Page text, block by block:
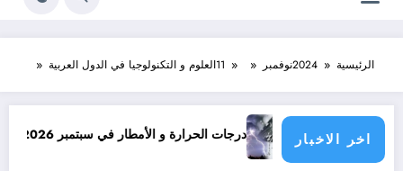
الرئيسية 2024نوفمبر 11العلوم و التكنولوجيا في الدول العربية
اخر الاخباردرجات الحرارة و الأمطار في سبتمبر 2026 في الجزائر